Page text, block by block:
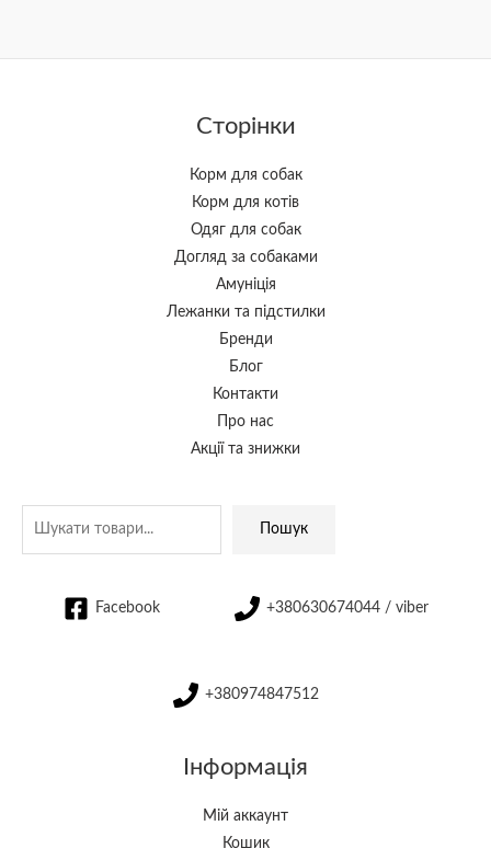
Сторінки
Корм для собак
Корм для котів
Одяг для собак
Догляд за собаками
Амуніція
Лежанки та підстилки
Бренди
Блог
Контакти
Про нас
Акції та знижки
Пошук
Facebook +380630674044 / viber
+380974847512
Інформація
Мій аккаунт
Кошик